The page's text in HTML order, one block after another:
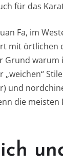
für das
Fa, im
mit
und
die